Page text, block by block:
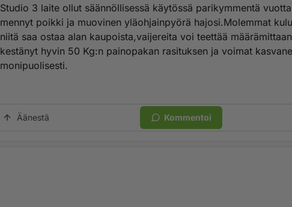
Studio 3 laite ollut säännöllisessä käytössä parikymmentä
mennyt poikki ja muovinen yläohjainpyörä hajosi.Molemmat
niitä saa ostaa alan kaupoista,vaijereita voi teettää
kestänyt hyvin 50 Kg:n painopakan rasituksen ja voimat
monipuolisesti.
Äänestä Kommentoi